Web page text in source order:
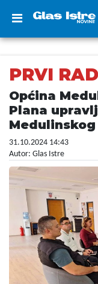
PRVI
Općina
Plana
31.10.2024 14:43
Autor: Glas Istre